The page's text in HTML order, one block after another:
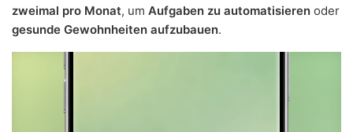
zweimal pro Monat, um Aufgaben zu automatisieren oder
gesunde Gewohnheiten aufzubauen.